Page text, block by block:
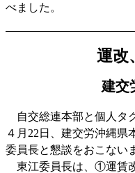
べました。
運改
建交
自交総連本部と個人タ
４月22日、建交労沖縄県
委員長と懇談をおこない
東江委員長は、①運賃